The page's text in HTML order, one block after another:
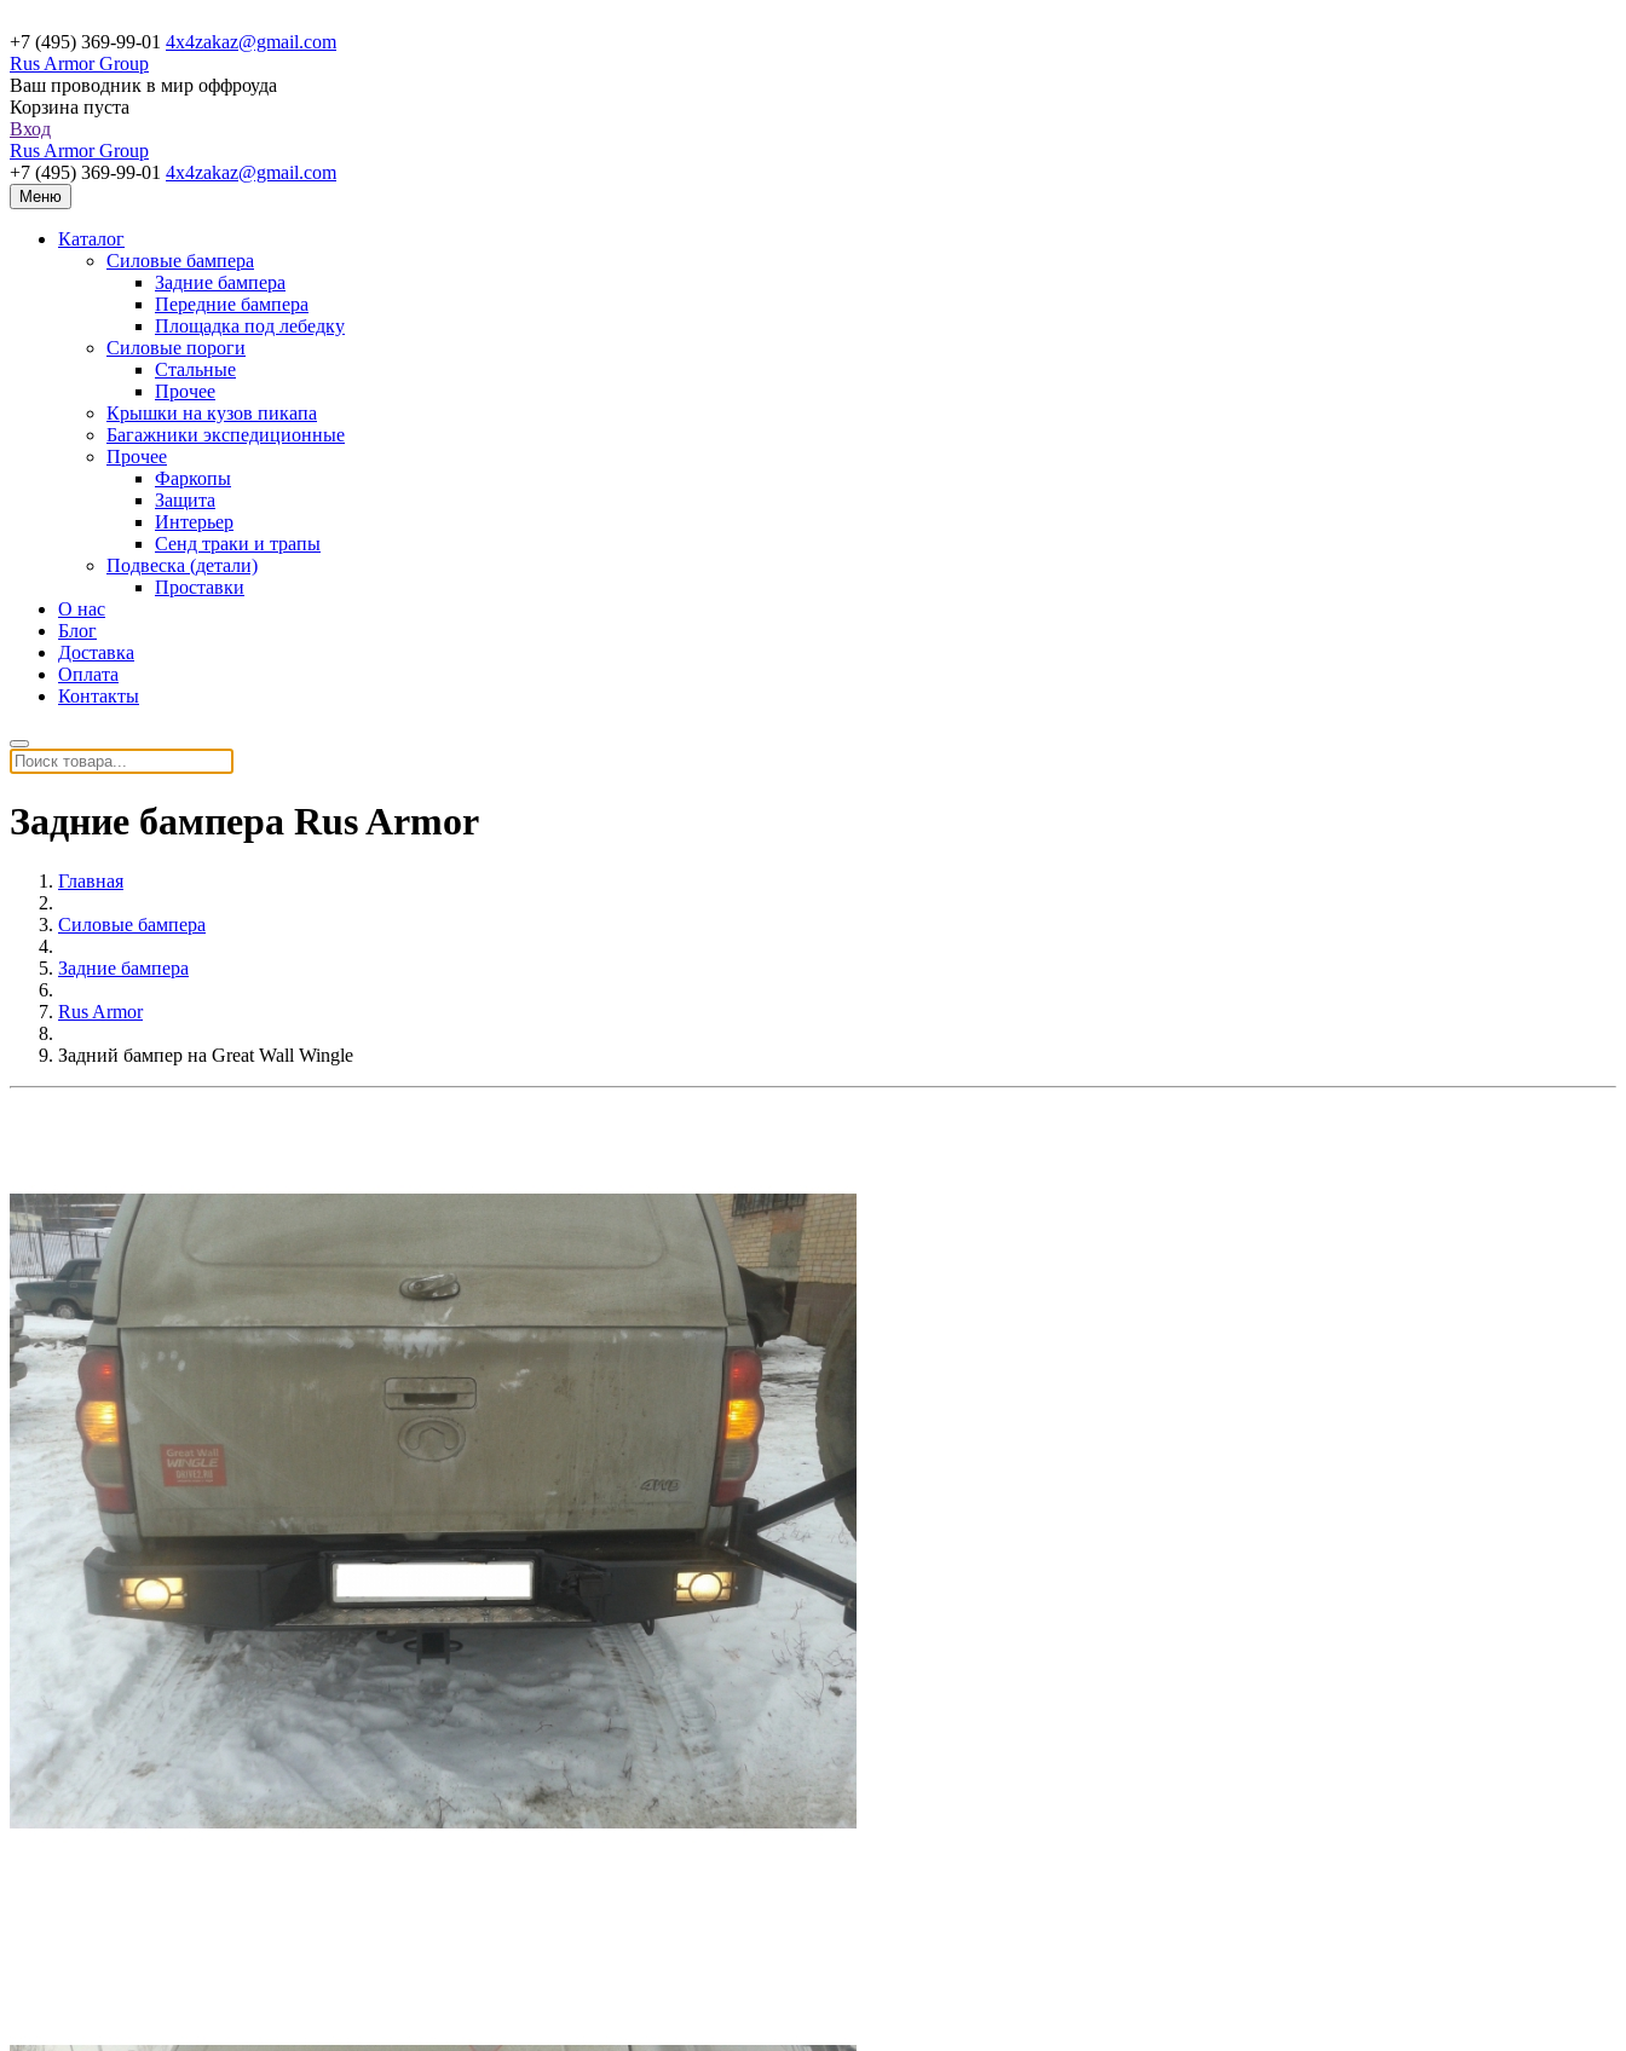
+7 (495) 369-99-01 4x4zakaz@gmail.com
Rus Armor Group
Ваш проводник в мир оффроуда
Корзина пуста
Вход
Rus Armor Group
+7 (495) 369-99-01 4x4zakaz@gmail.com
Меню
Каталог
Силовые бампера
Задние бампера
Передние бампера
Площадка под лебедку
Силовые пороги
Стальные
Прочее
Крышки на кузов пикапа
Багажники экспедиционные
Прочее
Фаркопы
Защита
Интерьер
Сенд траки и трапы
Подвеска (детали)
Проставки
О нас
Блог
Доставка
Оплата
Контакты
Задние бампера Rus Armor
Главная
Силовые бампера
Задние бампера
Rus Armor
Задний бампер на Great Wall Wingle